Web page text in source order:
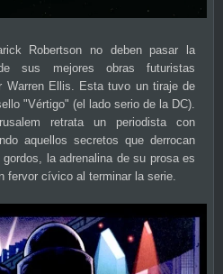
Robertson no deben pasar la
sus mejores obras futuristas
Warren Ellis. Esta tuvo un tiraje de
"Vértigo" (el lado serio de la DC).
retrata un periodista con
aquellos secretos que derrocan
la adrenalina de su prosa es
fervor cívico al terminar la serie.